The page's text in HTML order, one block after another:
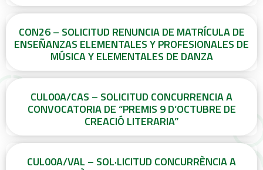
CON26 – SOLICITUD RENUNCIA DE MATRÍCULA DE
ENSEÑANZAS ELEMENTALES Y PROFESIONALES DE
MÚSICA Y ELEMENTALES DE DANZA
CUL00A/CAS – SOLICITUD CONCURRENCIA A
CONVOCATORIA DE “PREMIS 9 D’OCTUBRE DE
CREACIÓ LITERARIA”
CUL00A/VAL – SOL·LICITUD CONCURRÈNCIA A